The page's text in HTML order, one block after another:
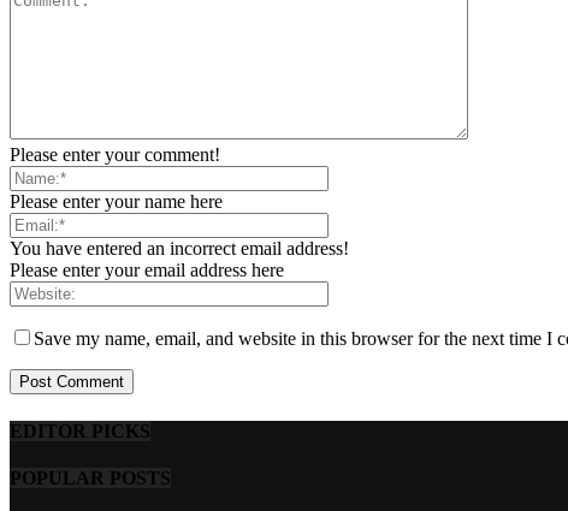
Please enter your comment!
Please enter your name here
You have entered an incorrect email address!
Please enter your email address here
Save my name, email, and website in this browser for the next time I
EDITOR PICKS
POPULAR POSTS